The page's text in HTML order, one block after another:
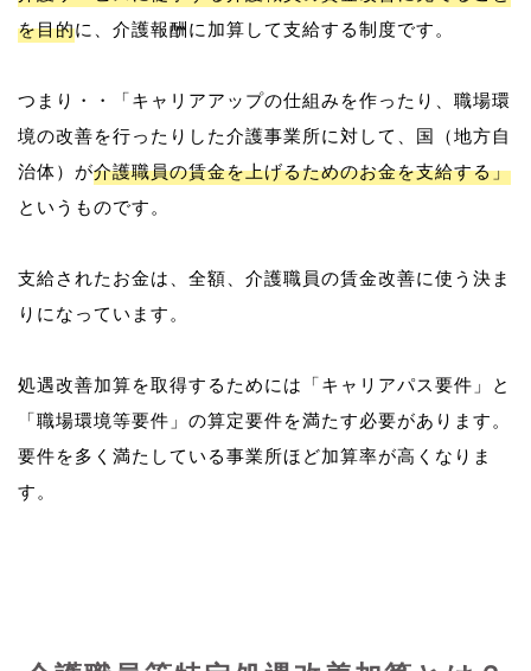
を目的に、介護報酬に加算して支給する制度です。
つまり・・「キャリアアップの仕組みを作ったり、職場環
境の改善を行ったりした介護事業所に対して、国（地方自
治体）が介護職員の賃金を上げるためのお金を支給する」
というものです。
支給されたお金は、全額、介護職員の賃金改善に使う決ま
りになっています。
処遇改善加算を取得するためには「キャリアパス要件」と
「職場環境等要件」の算定要件を満たす必要があります。
要件を多く満たしている事業所ほど加算率が高くなりま
す。